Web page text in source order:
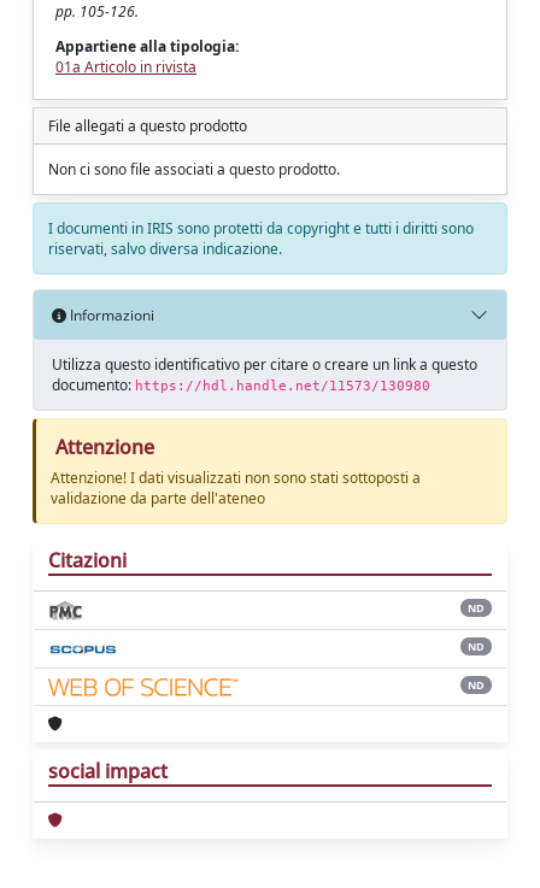
pp. 105-126.
Appartiene alla tipologia:
01a Articolo in rivista
File allegati a questo prodotto
Non ci sono file associati a questo prodotto.
I documenti in IRIS sono protetti da copyright e tutti i diritti sono
riservati, salvo diversa indicazione.
Informazioni
Utilizza questo identificativo per citare o creare un link a questo
documento: https://hdl.handle.net/11573/130980
Attenzione
Attenzione! I dati visualizzati non sono stati sottoposti a
validazione da parte dell'ateneo
Citazioni
ND
ND
ND
social impact